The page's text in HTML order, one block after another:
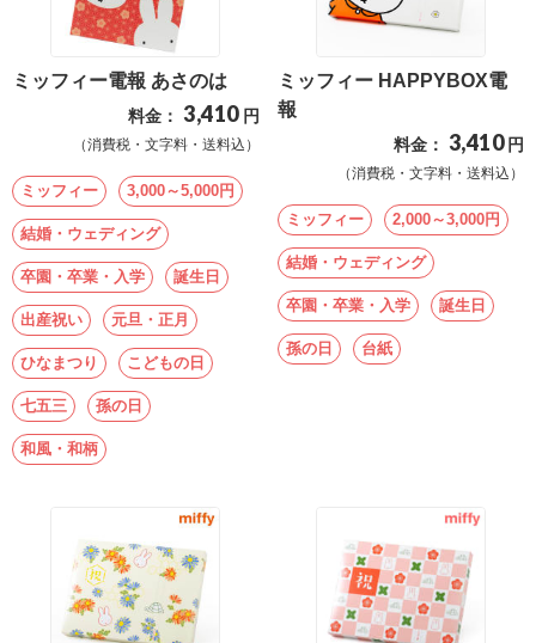
ミッフィー電報 あさのは
料金： 3,410 円
（消費税・文字料・送料込）
ミッフィー 3,000～5,000円
結婚・ウェディング
卒園・卒業・入学 誕生日
出産祝い 元旦・正月
ひなまつり こどもの日
七五三 孫の日
和風・和柄
ミッフィー HAPPYBOX電
報
料金： 3,410 円
（消費税・文字料・送料込）
ミッフィー 2,000～3,000円
結婚・ウェディング
卒園・卒業・入学 誕生日
孫の日 台紙